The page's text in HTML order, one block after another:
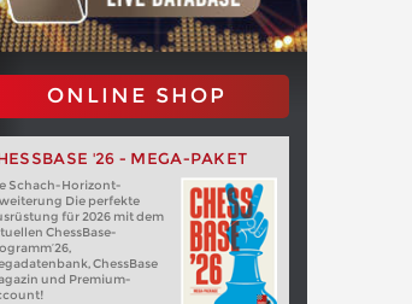
ONLINE SHOP
'26 - MEGA-PAKET
Schach-Horizont-
Die perfekte
für 2026 mit dem
ChessBase-
ChessBase
und Premium-